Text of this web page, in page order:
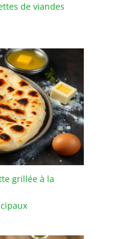
Un
bien conçu
la vaisselle en
pendant le
Nous vous
un
gratuit si
arrivent
de viandes
grillée à la